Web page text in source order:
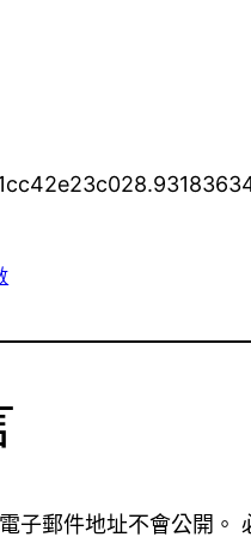
子郵件地址不會公開。